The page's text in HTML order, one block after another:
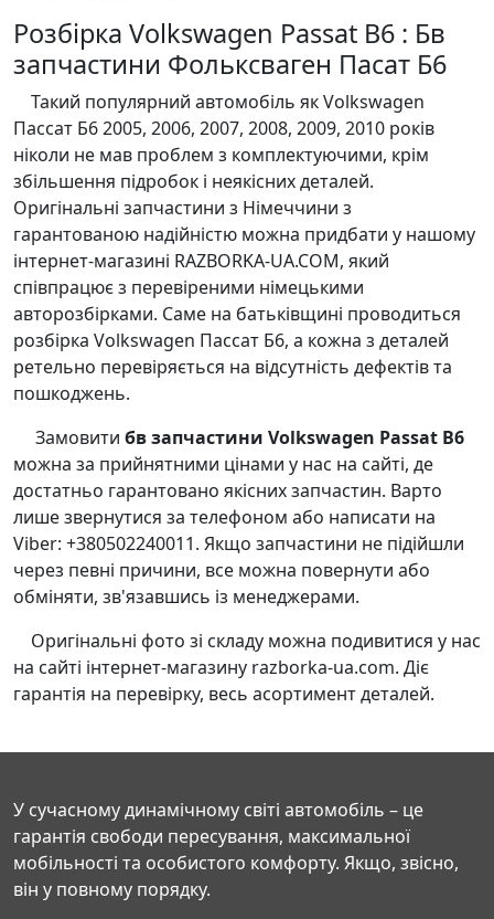
Розбірка Volkswagen Passat B6 : Бв
запчастини Фольксваген Пасат Б6
Такий популярний автомобіль як Volkswagen
Пассат Б6 2005, 2006, 2007, 2008, 2009, 2010 років
ніколи не мав проблем з комплектуючими, крім
збільшення підробок і неякісних деталей.
Оригінальні запчастини з Німеччини з
гарантованою надійністю можна придбати у нашому
інтернет-магазині RAZBORKA-UA.COM, який
співпрацює з перевіреними німецькими
авторозбірками. Саме на батьківщині проводиться
розбірка Volkswagen Пассат Б6, а кожна з деталей
ретельно перевіряється на відсутність дефектів та
пошкоджень.
Замовити бв запчастини Volkswagen Passat B6
можна за прийнятними цінами у нас на сайті, де
достатньо гарантовано якісних запчастин. Варто
лише звернутися за телефоном або написати на
Viber: +380502240011. Якщо запчастини не підійшли
через певні причини, все можна повернути або
обміняти, зв'язавшись із менеджерами.
Оригінальні фото зі складу можна подивитися у нас
на сайті інтернет-магазину razborka-ua.com. Діє
гарантія на перевірку, весь асортимент деталей.
У сучасному динамічному світі автомобіль – це
гарантія свободи пересування, максимальної
мобільності та особистого комфорту. Якщо, звісно,
він у повному порядку.